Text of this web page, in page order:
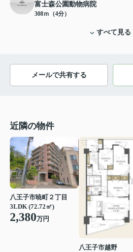
富士森公園動物病院
308ｍ（4分）
すべて見る
メールで共有する
近隣の物件
八王子市暁町２丁目
3LDK (72.72㎡)
2,380万円
八王子市越野